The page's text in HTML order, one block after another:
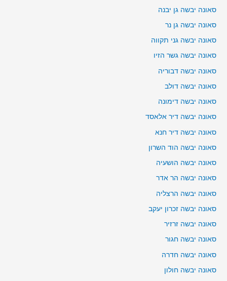
סאונה יבשה גן יבנה
סאונה יבשה גן נר
סאונה יבשה גני תקווה
סאונה יבשה גשר הזיו
סאונה יבשה דבוריה
סאונה יבשה דולב
סאונה יבשה דימונה
סאונה יבשה דיר אלאסד
סאונה יבשה דיר חנא
סאונה יבשה הוד השרון
סאונה יבשה הושעיה
סאונה יבשה הר אדר
סאונה יבשה הרצליה
סאונה יבשה זכרון יעקב
סאונה יבשה זרזיר
סאונה יבשה חגור
סאונה יבשה חדרה
סאונה יבשה חולון